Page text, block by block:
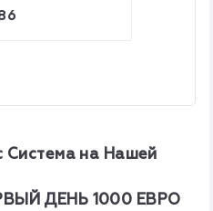
Система на Нашей
ДЕНЬ 1000 ЕВРО